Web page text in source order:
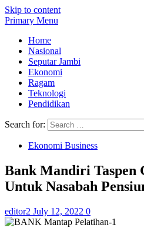
Skip to content
Primary Menu
Home
Nasional
Seputar Jambi
Ekonomi
Ragam
Teknologi
Pendidikan
Search for:
Ekonomi Business
Bank Mandiri Taspen
Untuk Nasabah
editor2 July 12, 2022 0